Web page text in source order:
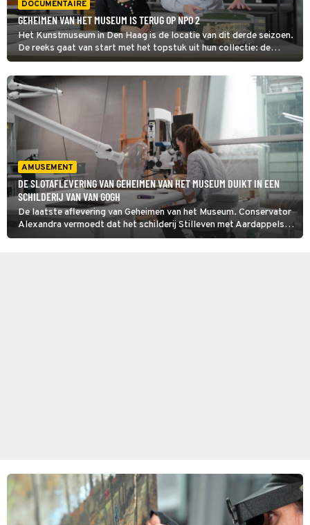
DOCUMENTAIRE
GEHEIMEN VAN HET MUSEUM IS TERUG OP NPO 2
Het Kunstmuseum in Den Haag is de locatie van dit derde seizoen.
De reeks gaat van start met het topstuk uit hun collectie: de
Victory Boogie Woogie van Piet Mondriaan.
AMUSEMENT
DE SLOTAFLEVERING VAN GEHEIMEN VAN HET MUSEUM DUIKT IN EEN
SCHILDERIJ VAN VAN GOGH
De laatste aflevering van Geheimen van het Museum. Conservator
Alexandra vermoedt dat het schilderij Stilleven met Aardappels
van Vincent van Gogh niet in Nederland is gemaakt. Een